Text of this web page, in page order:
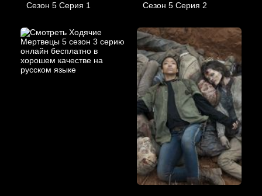
Сезон 5 Серия 1 Сезон 5 Серия 2